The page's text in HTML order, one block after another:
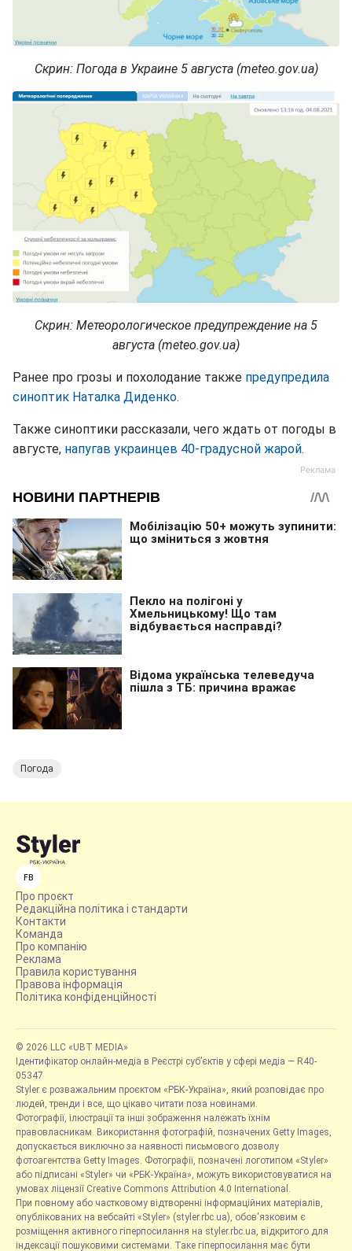
Скрин: Погода в Украине 5 августа (meteo.gov.ua)
Скрин: Метеорологическое предупреждение на 5
августа (meteo.gov.ua)
Ранее про грозы и похолодание также предупредила
синоптик Наталка Диденко.
Также синоптики рассказали, чего ждать от погоды в
августе, напугав украинцев 40-градусной жарой.
Погода
FB
Про проєкт
Редакційна політика і стандарти
Контакти
Команда
Про компанію
Реклама
Правила користування
Правова інформація
Політика конфіденційності
© 2026 LLC «UBT MEDIA»
Ідентифікатор онлайн-медіа в Реєстрі суб’єктів у сфері медіа — R40-
05347
Styler є розважальним проєктом «РБК-Україна», який розповідає про
людей, тренди і все, що цікаво читати поза новинами.
Фотографії, ілюстрації та інші зображення належать їхнім
правовласникам. Використання фотографій, позначених Getty Images,
допускається виключно за наявності письмового дозволу
фотоагентства Getty Images. Фотографії, позначені логотипом «Styler»
або підписані «Styler» чи «РБК-Україна», можуть використовуватися на
умовах ліцензії Creative Commons Attribution 4.0 International.
При повному або частковому відтворенні інформаційних матеріалів,
опублікованих на вебсайті «Styler» (styler.rbc.ua), обов'язковим є
розміщення активного гіперпосилання на styler.rbc.ua, відкритого для
індексації пошуковими системами. Таке гіперпосилання має бути